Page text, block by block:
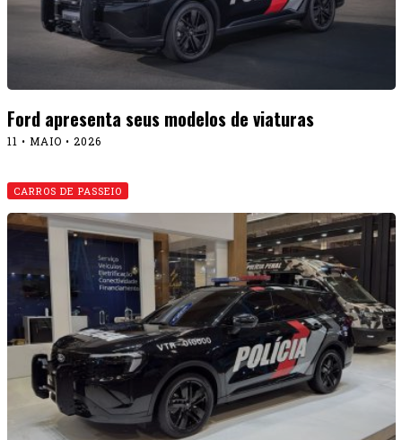
Ford apresenta seus modelos de viaturas
11 • MAIO • 2026
CARROS DE PASSEIO